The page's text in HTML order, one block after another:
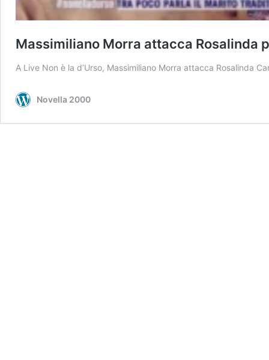
Massimiliano Morra attacca Rosalinda
A Live Non è la d’Urso, Massimiliano Morra attacca Rosalinda
Novella 2000